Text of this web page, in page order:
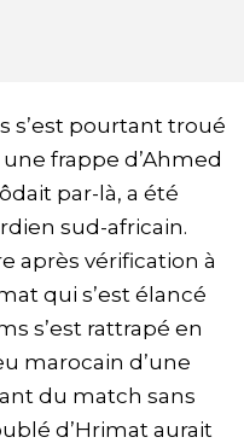
s’est pourtant troué
frappe d’Ahmed
par-là, a été
sud-africain.
après vérification à
qui s’est élancé
s’est rattrapé en
marocain d’une
du match sans
d’Hrimat aurait